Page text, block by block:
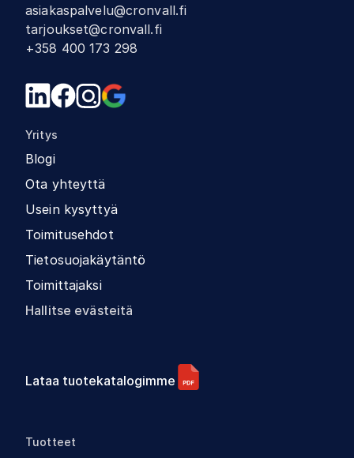
asiakaspalvelu@cronvall.fi
tarjoukset@cronvall.fi
+358 400 173 298
Yritys
Blogi
Ota yhteyttä
Usein kysyttyä
Toimitusehdot
Tietosuojakäytäntö
Toimittajaksi
Hallitse evästeitä
Lataa tuotekatalogimme
Tuotteet